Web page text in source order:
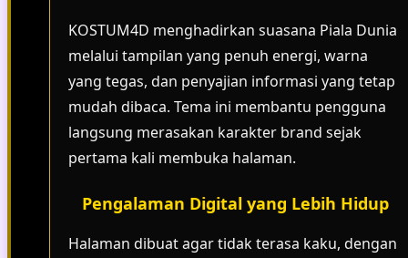
KOSTUM4D menghadirkan suasana Piala Dunia
melalui tampilan yang penuh energi, warna
yang tegas, dan penyajian informasi yang tetap
mudah dibaca. Tema ini membantu pengguna
langsung merasakan karakter brand sejak
pertama kali membuka halaman.
Pengalaman Digital yang Lebih Hidup
Halaman dibuat agar tidak terasa kaku, dengan